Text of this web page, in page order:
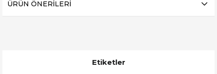
ÜRÜN ÖNERILERI
Etiketler